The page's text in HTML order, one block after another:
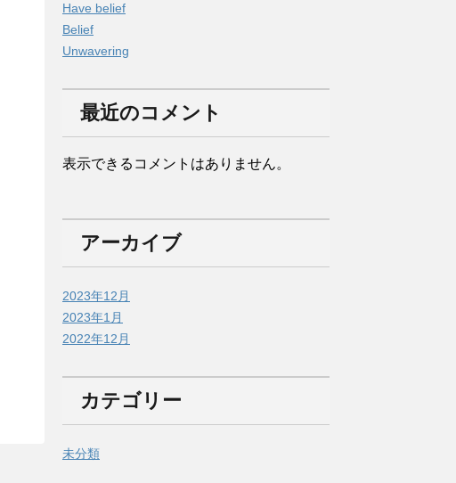
Have belief
Belief
Unwavering
最近のコメント
表示できるコメントはありません。
アーカイブ
2023年12月
2023年1月
2022年12月
カテゴリー
未分類